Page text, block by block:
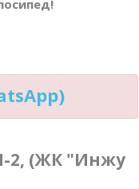
2, (ЖК "Инжу